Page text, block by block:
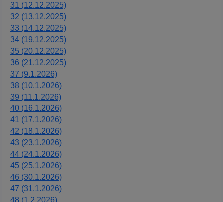
31 (12.12.2025)
32 (13.12.2025)
33 (14.12.2025)
34 (19.12.2025)
35 (20.12.2025)
36 (21.12.2025)
37 (9.1.2026)
38 (10.1.2026)
39 (11.1.2026)
40 (16.1.2026)
41 (17.1.2026)
42 (18.1.2026)
43 (23.1.2026)
44 (24.1.2026)
45 (25.1.2026)
46 (30.1.2026)
47 (31.1.2026)
48 (1.2.2026)